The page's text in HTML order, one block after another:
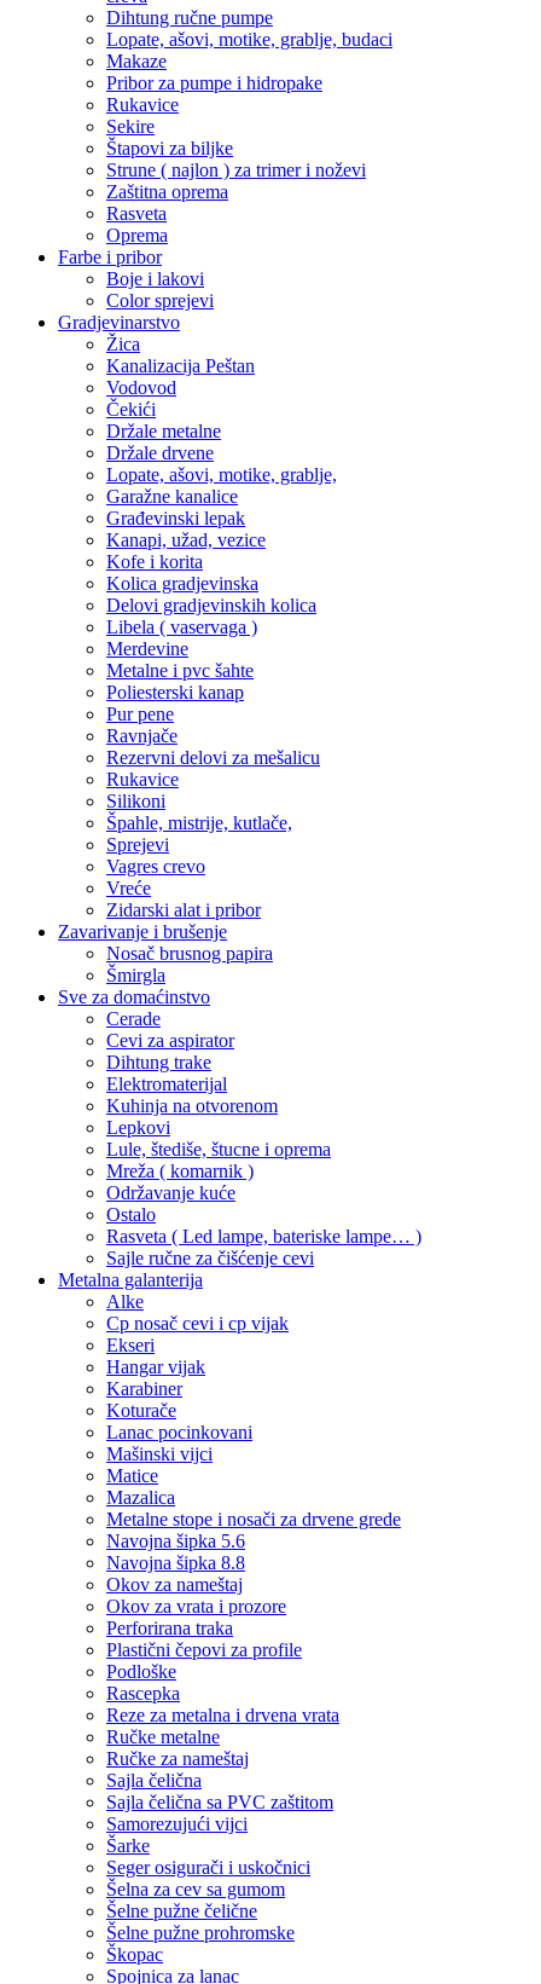
Dihtung ručne pumpe
Lopate, ašovi, motike, grablje, budaci
Makaze
Pribor za pumpe i hidropake
Rukavice
Sekire
Štapovi za biljke
Strune ( najlon ) za trimer i noževi
Zaštitna oprema
Rasveta
Oprema
Farbe i pribor
Boje i lakovi
Color sprejevi
Gradjevinarstvo
Žica
Kanalizacija Peštan
Vodovod
Čekići
Držale metalne
Držale drvene
Lopate, ašovi, motike, grablje,
Garažne kanalice
Građevinski lepak
Kanapi, užad, vezice
Kofe i korita
Kolica gradjevinska
Delovi gradjevinskih kolica
Libela ( vaservaga )
Merdevine
Metalne i pvc šahte
Poliesterski kanap
Pur pene
Ravnjače
Rezervni delovi za mešalicu
Rukavice
Silikoni
Špahle, mistrije, kutlače,
Sprejevi
Vagres crevo
Vreće
Zidarski alat i pribor
Zavarivanje i brušenje
Nosač brusnog papira
Šmirgla
Sve za domaćinstvo
Cerade
Cevi za aspirator
Dihtung trake
Elektromaterijal
Kuhinja na otvorenom
Lepkovi
Lule, štediše, štucne i oprema
Mreža ( komarnik )
Održavanje kuće
Ostalo
Rasveta ( Led lampe, bateriske lampe… )
Sajle ručne za čišćenje cevi
Metalna galanterija
Alke
Cp nosač cevi i cp vijak
Ekseri
Hangar vijak
Karabiner
Koturače
Lanac pocinkovani
Mašinski vijci
Matice
Mazalica
Metalne stope i nosači za drvene grede
Navojna šipka 5.6
Navojna šipka 8.8
Okov za nameštaj
Okov za vrata i prozore
Perforirana traka
Plastični čepovi za profile
Podloške
Rascepka
Reze za metalna i drvena vrata
Ručke metalne
Ručke za nameštaj
Sajla čelična
Sajla čelična sa PVC zaštitom
Samorezujući vijci
Šarke
Seger osigurači i uskočnici
Šelna za cev sa gumom
Šelne pužne čelične
Šelne pužne prohromske
Škopac
Spojnica za lanac